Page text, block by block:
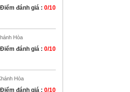
Điểm đánh giá : 0/10
Hòa
Điểm đánh giá : 0/10
Hòa
Điểm đánh giá : 0/10